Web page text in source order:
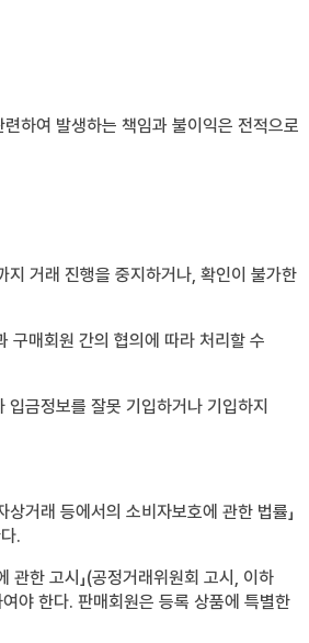
하여 발생하는 책임과 불이익은 전적으로
거래 진행을 중지하거나, 확인이 불가한
구매회원 간의 협의에 따라 처리할 수
금정보를 잘못 기입하거나 기입하지
거래 등에서의 소비자보호에 관한 법률」
.
한 고시」(공정거래위원회 고시, 이하
야 한다. 판매회원은 등록 상품에 특별한